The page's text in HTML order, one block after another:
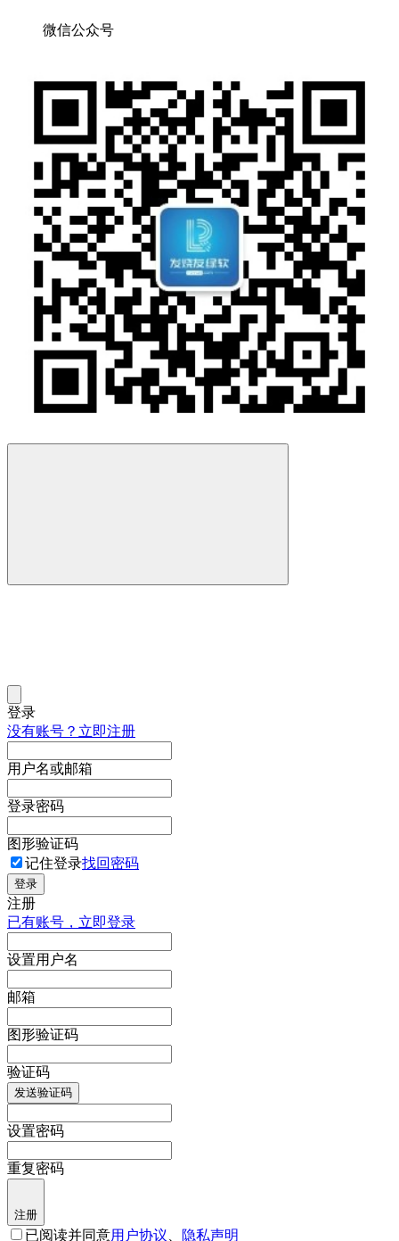
微信公众号
登录
没有账号？立即注册
用户名或邮箱
登录密码
图形验证码
记住登录找回密码
登录
注册
已有账号，立即登录
设置用户名
邮箱
图形验证码
验证码
发送验证码
设置密码
重复密码
注册
已阅读并同意用户协议 隐私声明